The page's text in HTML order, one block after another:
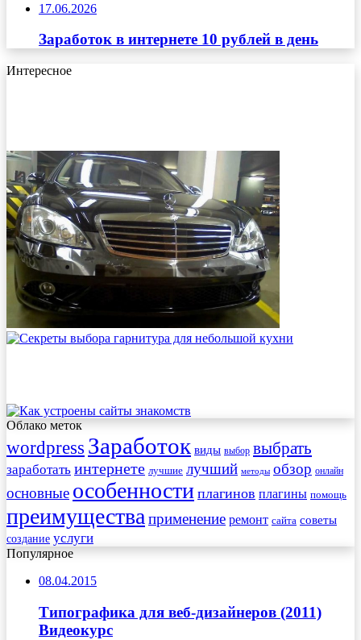
17.06.2026
Заработок в интернете 10 рублей в день
Интересное
Облако меток
wordpress Заработок виды выбор выбрать
заработать интернете лучшие лучший методы обзор онлайн
основные особенности плагинов плагины помощь
преимущества применение ремонт сайта советы
создание услуги
Популярное
08.04.2015
Типографика для веб-дизайнеров (2011)
Видеокурс